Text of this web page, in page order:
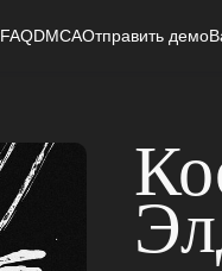
FAQDMCAОтправить демо